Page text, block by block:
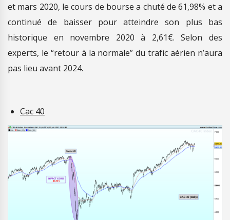
et mars 2020, le cours de bourse a chuté de 61,98% et a
continué de baisser pour atteindre son plus bas
historique en novembre 2020 à 2,61€. Selon des
experts, le “retour à la normale” du trafic aérien n’aura
pas lieu avant 2024.
Cac 40